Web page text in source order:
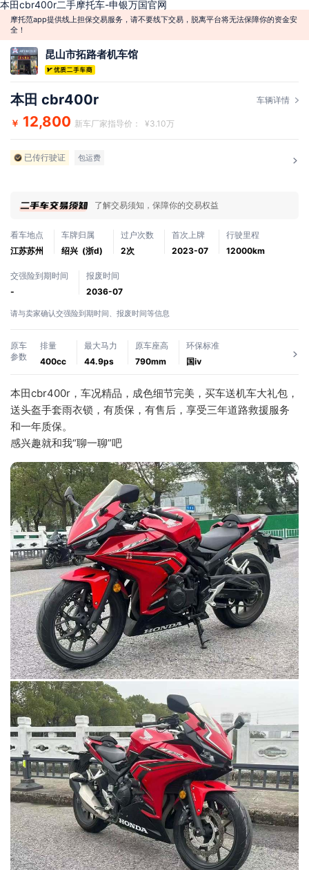
本田cbr400r二手摩托车-申银万国官网
摩托范app提供线上担保交易服务，请不要线下交易，脱离平台将无法保障你的资金安
全！
昆山市拓路者机车馆
本田 cbr400r 车辆详情
￥ 12,800 新车厂家指导价： ¥3.10万
已传行驶证 包运费
了解交易须知，保障你的交易权益
看车地点
江苏苏州
车牌归属
绍兴 (浙d)
过户次数
2次
首次上牌
2023-07
行驶里程
12000km
交强险到期时间
-
报废时间
2036-07
请与卖家确认交强险到期时间、报废时间等信息
原车
参数
排量
400cc
最大马力
44.9ps
原车座高
790mm
环保标准
国ⅳ
本田cbr400r，车况精品，成色细节完美，买车送机车大礼包，
送头盔手套雨衣锁，有质保，有售后，享受三年道路救援服务
和一年质保。
感兴趣就和我“聊一聊”吧